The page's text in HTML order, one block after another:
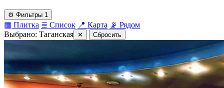
⚙ Фильтры 1
▦ Плитка ≣ Список 📍 Карта 📡 Рядом
Выбрано: Таганская ✕ Сбросить